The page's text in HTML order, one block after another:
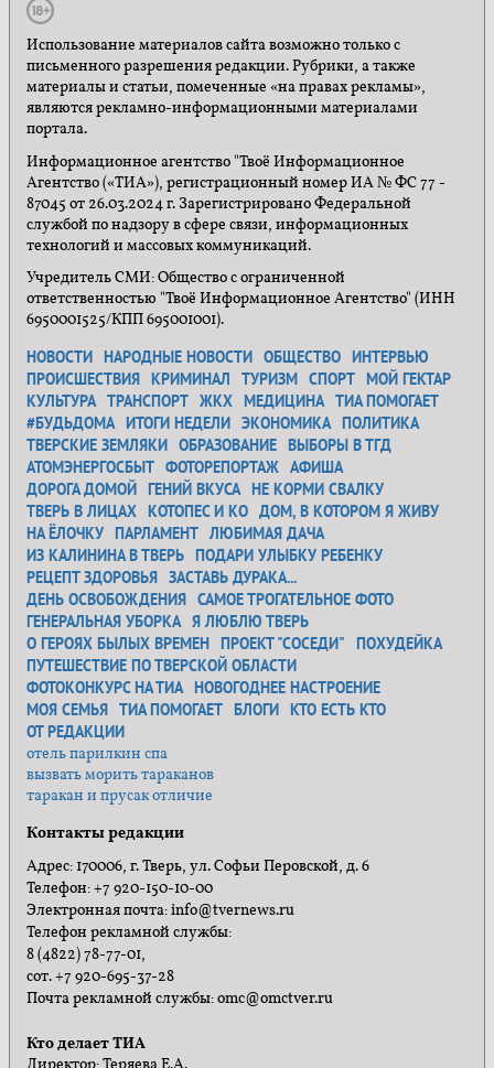
Использование материалов сайта возможно только с
письменного разрешения редакции. Рубрики, а также
материалы и статьи, помеченные «на правах рекламы»,
являются рекламно-информационными материалами
портала.
Информационное агентство "Твоё Информационное
Агентство («ТИА»), регистрационный номер ИА № ФС 77 -
87045 от 26.03.2024 г. Зарегистрировано Федеральной
службой по надзору в сфере связи, информационных
технологий и массовых коммуникаций.
Учредитель СМИ: Общество с ограниченной
ответственностью "Твоё Информационное Агентство" (ИНН
6950001525/КПП 695001001).
НОВОСТИ НАРОДНЫЕ НОВОСТИ ОБЩЕСТВО
ИНТЕРВЬЮ
ПРОИСШЕСТВИЯ
КРИМИНАЛ ТУРИЗМ СПОРТ
МОЙ ГЕКТАР
КУЛЬТУРА ТРАНСПОРТ ЖКХ МЕДИЦИНА ТИА ПОМОГАЕТ
#БУДЬДОМА
ИТОГИ НЕДЕЛИ ЭКОНОМИКА
ПОЛИТИКА
ТВЕРСКИЕ ЗЕМЛЯКИ
ОБРАЗОВАНИЕ
ВЫБОРЫ В ТГД
АТОМЭНЕРГОСБЫТ ФОТОРЕПОРТАЖ АФИША
ДОРОГА ДОМОЙ
ГЕНИЙ ВКУСА
НЕ КОРМИ СВАЛКУ
ТВЕРЬ В ЛИЦАХ
КОТОПЕС И КО ДОМ, В КОТОРОМ Я ЖИВУ
НА ЁЛОЧКУ
ПАРЛАМЕНТ ЛЮБИМАЯ ДАЧА
ИЗ КАЛИНИНА В ТВЕРЬ
ПОДАРИ УЛЫБКУ РЕБЕНКУ
РЕЦЕПТ ЗДОРОВЬЯ
ЗАСТАВЬ ДУРАКА...
ДЕНЬ ОСВОБОЖДЕНИЯ
САМОЕ ТРОГАТЕЛЬНОЕ ФОТО
ГЕНЕРАЛЬНАЯ УБОРКА Я ЛЮБЛЮ ТВЕРЬ
О ГЕРОЯХ БЫЛЫХ ВРЕМЕН
ПРОЕКТ "СОСЕДИ"
ПОХУДЕЙКА
ПУТЕШЕСТВИЕ ПО ТВЕРСКОЙ ОБЛАСТИ
ФОТОКОНКУРС НА ТИА
НОВОГОДНЕЕ НАСТРОЕНИЕ
МОЯ СЕМЬЯ
ТИА ПОМОГАЕТ БЛОГИ
КТО ЕСТЬ КТО
ОТ РЕДАКЦИИ
отель парилкин спа
вызвать морить тараканов
таракан и прусак отличие
Контакты редакции
Адрес: 170006, г. Тверь, ул. Софьи Перовской, д. 6
Телефон: +7 920-150-10-00
Электронная почта: info@tvernews.ru
Телефон рекламной службы:
8 (4822) 78-77-01,
сот. +7 920-695-37-28
Почта рекламной службы: omc@omctver.ru
Кто делает ТИА